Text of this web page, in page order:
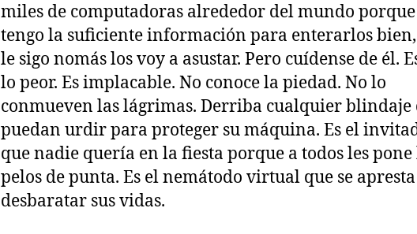
miles de computadoras alrededor del mundo
tengo la suficiente información para enterarlos
le sigo nomás los voy a asustar. Pero cuídense de él.
lo peor. Es implacable. No conoce la piedad. No lo
conmueven las lágrimas. Derriba cualquier blindaje
puedan urdir para proteger su máquina. Es el
que nadie quería en la fiesta porque a todos les pone
pelos de punta. Es el nemátodo virtual que se
desbaratar sus vidas.